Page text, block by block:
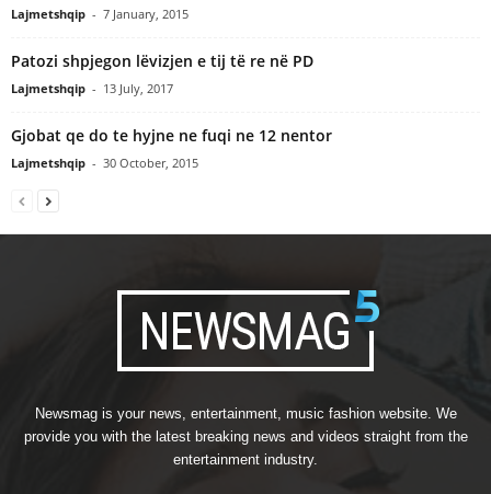
Lajmetshqip - 7 January, 2015
Patozi shpjegon lëvizjen e tij të re në PD
Lajmetshqip - 13 July, 2017
Gjobat qe do te hyjne ne fuqi ne 12 nentor
Lajmetshqip - 30 October, 2015
Newsmag is your news, entertainment, music fashion website. We
provide you with the latest breaking news and videos straight from the
entertainment industry.